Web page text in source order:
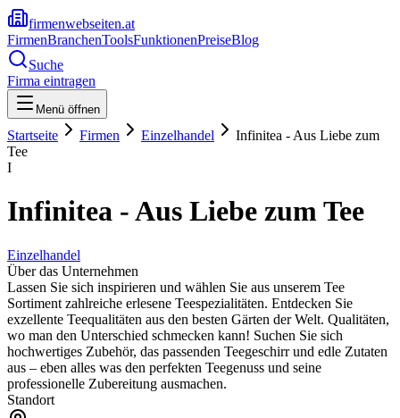
firmenwebseiten.at
FirmenBranchenToolsFunktionenPreiseBlog
Suche
Firma eintragen
Menü öffnen
Startseite Firmen Einzelhandel
Infinitea - Aus Liebe zum
Tee
I
Infinitea - Aus Liebe zum Tee
Einzelhandel
Über das Unternehmen
Lassen Sie sich inspirieren und wählen Sie aus unserem Tee
Sortiment zahlreiche erlesene Teespezialitäten. Entdecken Sie
exzellente Teequalitäten aus den besten Gärten der Welt. Qualitäten,
wo man den Unterschied schmecken kann! Suchen Sie sich
hochwertiges Zubehör, das passenden Teegeschirr und edle Zutaten
aus – eben alles was den perfekten Teegenuss und seine
professionelle Zubereitung ausmachen.
Standort